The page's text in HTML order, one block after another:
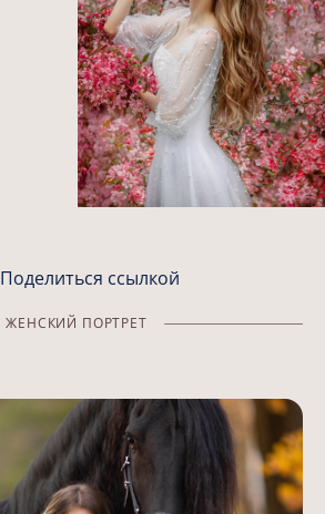
Поделиться ссылкой
ЖЕНСКИЙ ПОРТРЕТ